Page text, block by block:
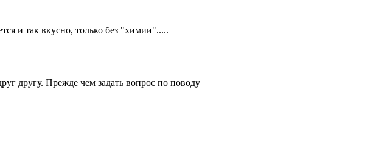
и так вкусно, только без "химии".....
другу. Прежде чем задать вопрос по поводу